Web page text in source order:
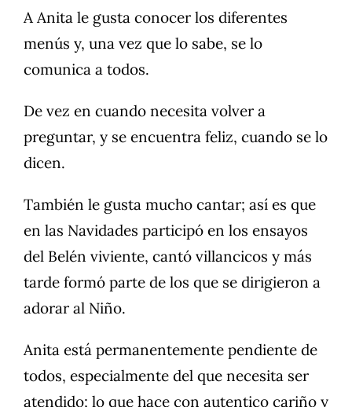
A Anita le gusta conocer los diferentes
menús y, una vez que lo sabe, se lo
comunica a todos.
De vez en cuando necesita volver a
preguntar, y se encuentra feliz, cuando se lo
dicen.
También le gusta mucho cantar; así es que
en las Navidades participó en los ensayos
del Belén viviente, cantó villancicos y más
tarde formó parte de los que se dirigieron a
adorar al Niño.
Anita está permanentemente pendiente de
todos, especialmente del que necesita ser
atendido; lo que hace con autentico cariño y